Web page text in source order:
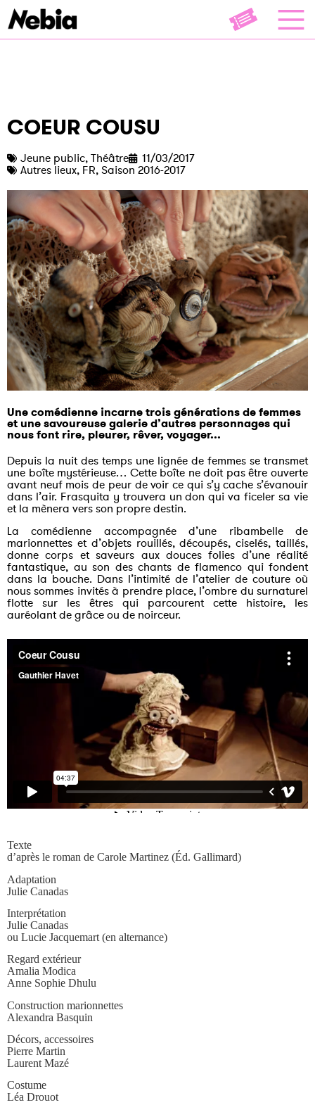
COEUR COUSU
Jeune public, Théâtre
11/03/2017
Autres lieux, FR, Saison 2016-2017
Une comédienne incarne trois générations de femmes
et une savoureuse galerie d’autres personnages qui
nous font rire, pleurer, rêver, voyager...
Depuis la nuit des temps une lignée de femmes se transmet
une boîte mystérieuse… Cette boîte ne doit pas être ouverte
avant neuf mois de peur de voir ce qui s’y cache s’évanouir
dans l’air. Frasquita y trouvera un don qui va ficeler sa vie
et la mènera vers son propre destin.
La comédienne accompagnée d’une ribambelle de
marionnettes et d’objets rouillés, découpés, ciselés, taillés,
donne corps et saveurs aux douces folies d’une réalité
fantastique, au son des chants de flamenco qui fondent
dans la bouche. Dans l’intimité de l’atelier de couture où
nous sommes invités à prendre place, l’ombre du surnaturel
flotte sur les êtres qui parcourent cette histoire, les
auréolant de grâce ou de noirceur.
Texte
d’après le roman de Carole Martinez (Éd. Gallimard)
Adaptation
Julie Canadas
Interprétation
Julie Canadas
ou Lucie Jacquemart (en alternance)
Regard extérieur
Amalia Modica
Anne Sophie Dhulu
Construction marionnettes
Alexandra Basquin
Décors, accessoires
Pierre Martin
Laurent Mazé
Costume
Léa Drouot